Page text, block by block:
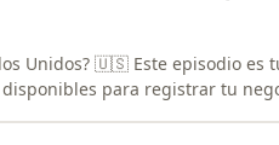
Unidos? 🇺🇸 Este episodio
para registrar tu